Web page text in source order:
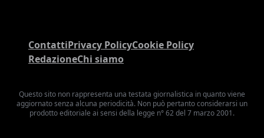
ContattiPrivacy PolicyCookie Policy
RedazioneChi siamo
Questo sito non rappresenta una testata giornalistica in quanto viene
aggiornato senza alcuna periodicità. Non può pertanto considerarsi un
prodotto editoriale ai sensi della legge n° 62 del 7 marzo 2001.